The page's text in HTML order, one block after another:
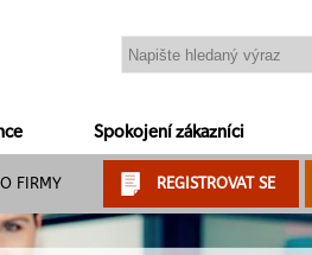
Spokojení zákazníci
FIRMY REGISTROVAT SE